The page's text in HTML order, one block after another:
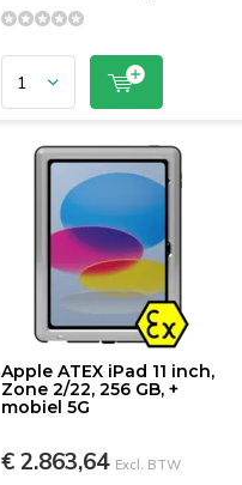
Apple ATEX iPad 11 inch,
Zone 2/22, 256 GB, +
mobiel 5G
€ 2.863,64 Excl. BTW